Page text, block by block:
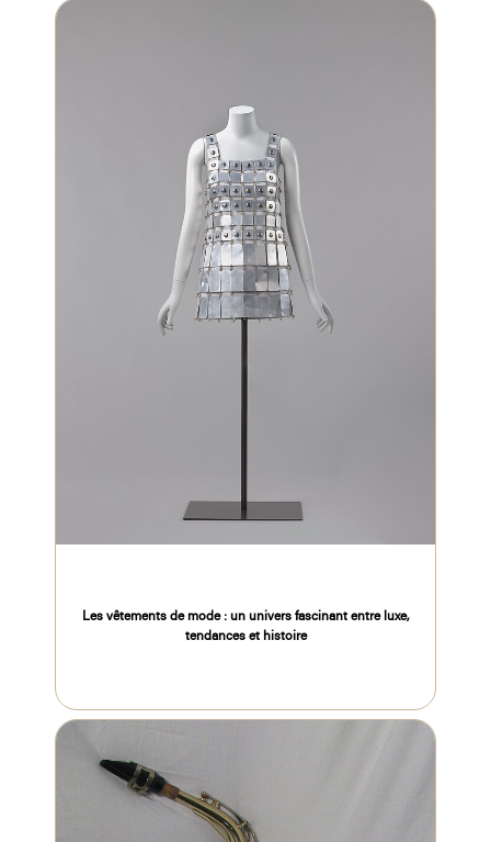
Les vêtements de mode : un univers fascinant entre luxe,
tendances et histoire